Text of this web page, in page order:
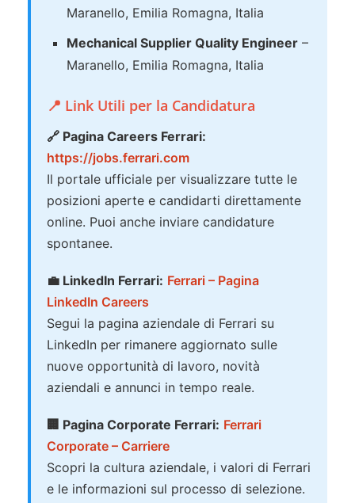
Maranello, Emilia Romagna, Italia
Mechanical Supplier Quality Engineer –
Maranello, Emilia Romagna, Italia
📍 Link Utili per la Candidatura
🔗 Pagina Careers Ferrari:
https://jobs.ferrari.com
Il portale ufficiale per visualizzare tutte le
posizioni aperte e candidarti direttamente
online. Puoi anche inviare candidature
spontanee.
💼 LinkedIn Ferrari: Ferrari – Pagina
LinkedIn Careers
Segui la pagina aziendale di Ferrari su
LinkedIn per rimanere aggiornato sulle
nuove opportunità di lavoro, novità
aziendali e annunci in tempo reale.
🏢 Pagina Corporate Ferrari: Ferrari
Corporate – Carriere
Scopri la cultura aziendale, i valori di Ferrari
e le informazioni sul processo di selezione.